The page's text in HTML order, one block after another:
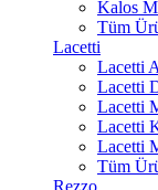
Kalos
Tüm
Lacetti
Lacetti
Lacetti
Lacetti
Lacetti
Lacetti
Tüm
Rezzo